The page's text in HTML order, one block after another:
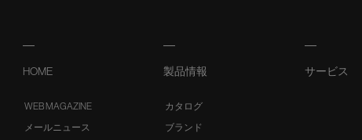
HOME
WEB MAGAZINE
メールニュース
製品情報
カタログ
ブランド
サービス